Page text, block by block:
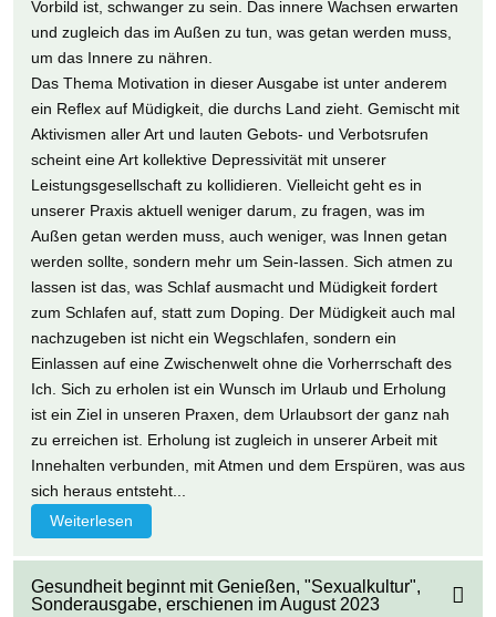
Vorbild ist, schwanger zu sein. Das innere Wachsen erwarten
und zugleich das im Außen zu tun, was getan werden muss,
um das Innere zu nähren.
Das Thema Motivation in dieser Ausgabe ist unter anderem
ein Reflex auf Müdigkeit, die durchs Land zieht. Gemischt mit
Aktivismen aller Art und lauten Gebots- und Verbotsrufen
scheint eine Art kollektive Depressivität mit unserer
Leistungsgesellschaft zu kollidieren. Vielleicht geht es in
unserer Praxis aktuell weniger darum, zu fragen, was im
Außen getan werden muss, auch weniger, was Innen getan
werden sollte, sondern mehr um Sein-lassen. Sich atmen zu
lassen ist das, was Schlaf ausmacht und Müdigkeit fordert
zum Schlafen auf, statt zum Doping. Der Müdigkeit auch mal
nachzugeben ist nicht ein Wegschlafen, sondern ein
Einlassen auf eine Zwischenwelt ohne die Vorherrschaft des
Ich. Sich zu erholen ist ein Wunsch im Urlaub und Erholung
ist ein Ziel in unseren Praxen, dem Urlaubsort der ganz nah
zu erreichen ist. Erholung ist zugleich in unserer Arbeit mit
Innehalten verbunden, mit Atmen und dem Erspüren, was aus
sich heraus entsteht...
Weiterlesen
Gesundheit beginnt mit Genießen, "Sexualkultur",
Sonderausgabe, erschienen im August 2023